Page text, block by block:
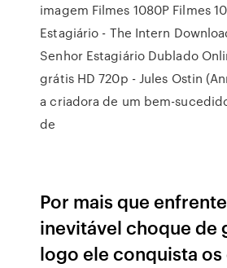
imagem Filmes 1080P Filmes
Estagiário - The Intern
Senhor Estagiário Dublado
grátis HD 720p - Jules Ostin
a criadora de um bem-
de
Por mais que
inevitável choque de
logo ele conquista